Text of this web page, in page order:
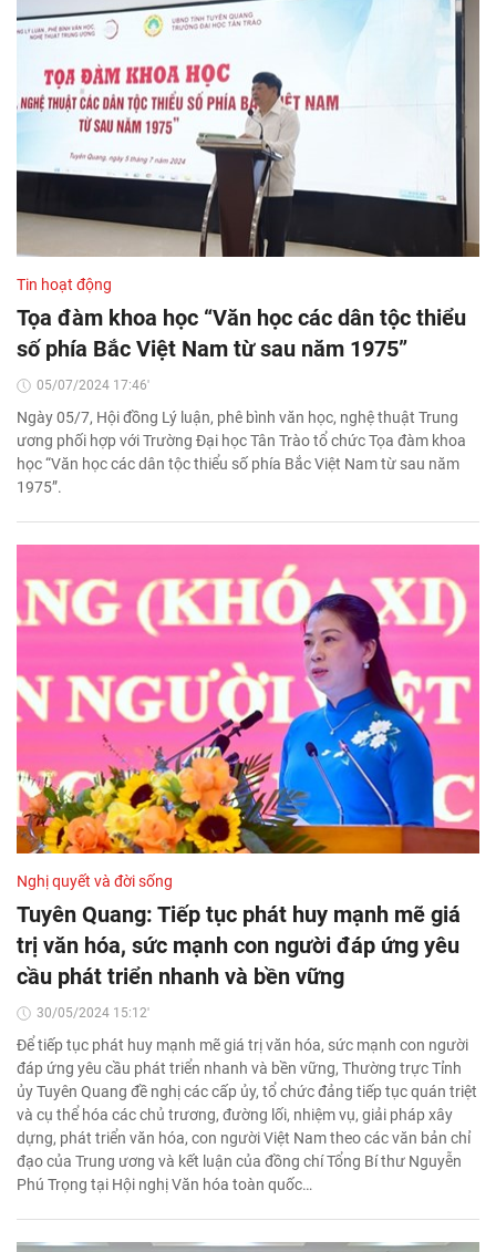
Tin hoạt động
Tọa đàm khoa học “Văn học các dân tộc thiểu
số phía Bắc Việt Nam từ sau năm 1975”
05/07/2024 17:46'
Ngày 05/7, Hội đồng Lý luận, phê bình văn học, nghệ thuật Trung
ương phối hợp với Trường Đại học Tân Trào tổ chức Tọa đàm khoa
học “Văn học các dân tộc thiểu số phía Bắc Việt Nam từ sau năm
1975”.
Nghị quyết và đời sống
Tuyên Quang: Tiếp tục phát huy mạnh mẽ giá
trị văn hóa, sức mạnh con người đáp ứng yêu
cầu phát triển nhanh và bền vững
30/05/2024 15:12'
Để tiếp tục phát huy mạnh mẽ giá trị văn hóa, sức mạnh con người
đáp ứng yêu cầu phát triển nhanh và bền vững, Thường trực Tỉnh
ủy Tuyên Quang đề nghị các cấp ủy, tổ chức đảng tiếp tục quán triệt
và cụ thể hóa các chủ trương, đường lối, nhiệm vụ, giải pháp xây
dựng, phát triển văn hóa, con người Việt Nam theo các văn bản chỉ
đạo của Trung ương và kết luận của đồng chí Tổng Bí thư Nguyễn
Phú Trọng tại Hội nghị Văn hóa toàn quốc…